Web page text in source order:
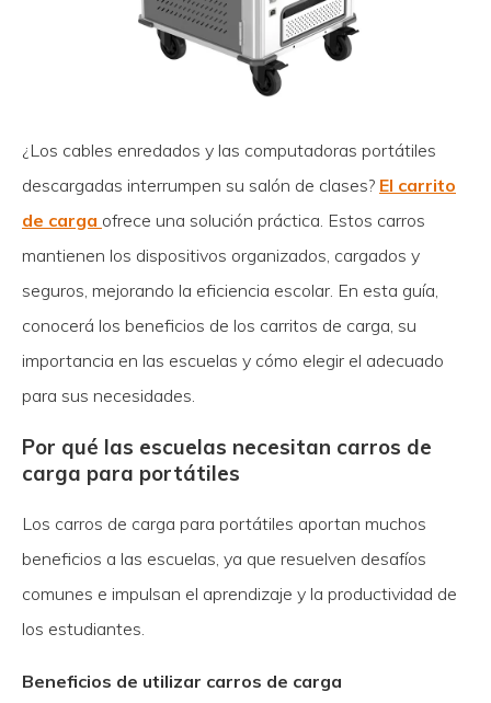
¿Los cables enredados y las computadoras portátiles
descargadas interrumpen su salón de clases? El carrito
de carga ofrece una solución práctica. Estos carros
mantienen los dispositivos organizados, cargados y
seguros, mejorando la eficiencia escolar. En esta guía,
conocerá los beneficios de los carritos de carga, su
importancia en las escuelas y cómo elegir el adecuado
para sus necesidades.
Por qué las escuelas necesitan carros de
carga para portátiles
Los carros de carga para portátiles aportan muchos
beneficios a las escuelas, ya que resuelven desafíos
comunes e impulsan el aprendizaje y la productividad de
los estudiantes.
Beneficios de utilizar carros de carga